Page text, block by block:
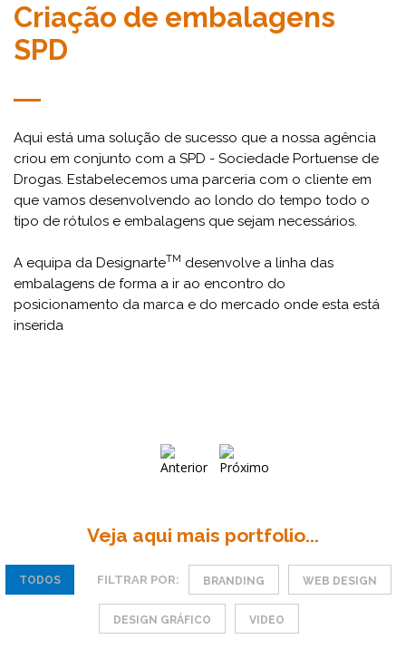
Criação de embalagens
SPD
Aqui está uma solução de sucesso que a nossa agência
criou em conjunto com a SPD - Sociedade Portuense de
Drogas. Estabelecemos uma parceria com o cliente em
que vamos desenvolvendo ao londo do tempo todo o
tipo de rótulos e embalagens que sejam necessários.
A equipa da DesignarteTM desenvolve a linha das
embalagens de forma a ir ao encontro do
posicionamento da marca e do mercado onde esta está
inserida
Veja aqui mais portfolio...
TODOS FILTRAR POR: BRANDING WEB DESIGN
DESIGN GRÁFICO VIDEO